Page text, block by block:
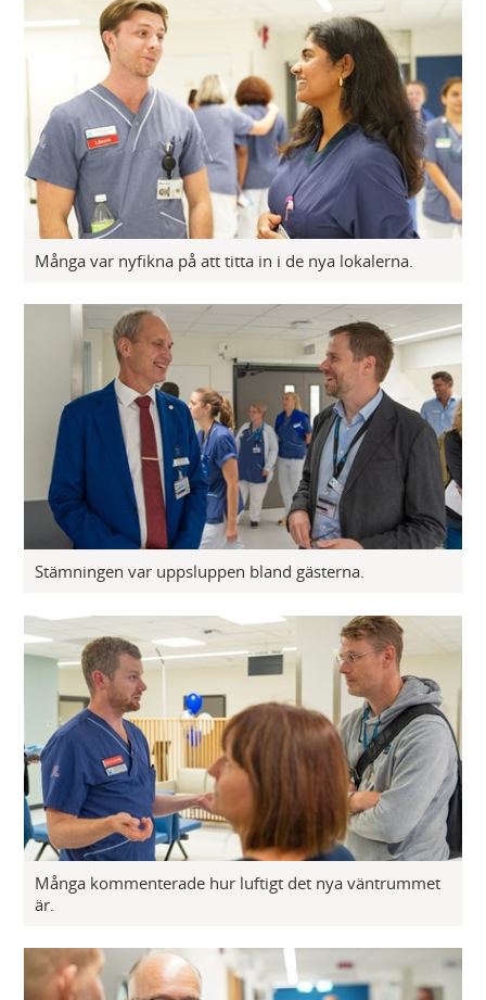
Många var nyfikna på att titta in i de nya lokalerna.
Stämningen var uppsluppen bland gästerna.
Många kommenterade hur luftigt det nya väntrummet
är.